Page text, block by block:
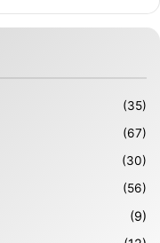
(35)
(67)
(30)
(56)
(9)